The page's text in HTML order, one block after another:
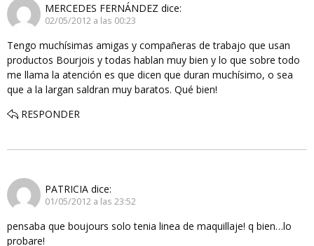
MERCEDES FERNÁNDEZ dice:
02/05/2012 a las 00:23
Tengo muchísimas amigas y compañeras de trabajo que usan
productos Bourjois y todas hablan muy bien y lo que sobre todo
me llama la atención es que dicen que duran muchísimo, o sea
que a la largan saldran muy baratos. Qué bien!
RESPONDER
PATRICIA dice:
01/05/2012 a las 23:52
pensaba que boujours solo tenia linea de maquillaje! q bien…lo
probare!